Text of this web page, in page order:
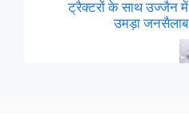
ट्रैक्टरों के साथ उज्जैन में
उमड़ा जनसैलाब